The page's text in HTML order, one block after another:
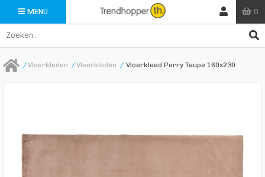
MENU 0
/Vloerkleden /Vloerkleden / Vloerkleed Perry Taupe 160x230